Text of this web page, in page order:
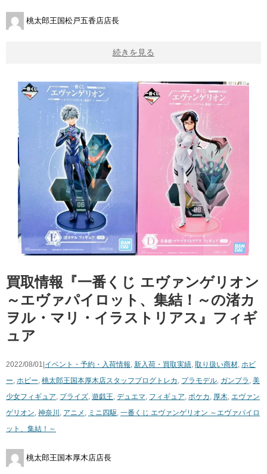
桃太郎王国松戸五香店店長
続きを見る
買取情報『一番くじ エヴァンゲリオン
～エヴァパイロット、集結！～の渚カ
ヲル・マリ・イラストリアス』フィギ
ュア
2022/08/01| イベント・予約・入荷情報, 新入荷・買取実績, 取り扱い商材, ホビ
ー, ホビー, 桃太郎王国本厚木店スタッフブログ トレカ , プラモデル, ガンプラ , 美
少女フィギュア, プライズ, 遊戯王, デュエマ, フィギュア, ポケカ , 厚木, エヴァン
ゲリオン, 神奈川 , アニメ , ミニ四駆, 一番くじ エヴァンゲリオン ～エヴァパイロ
ット、集結！～
桃太郎王国本厚木店店長